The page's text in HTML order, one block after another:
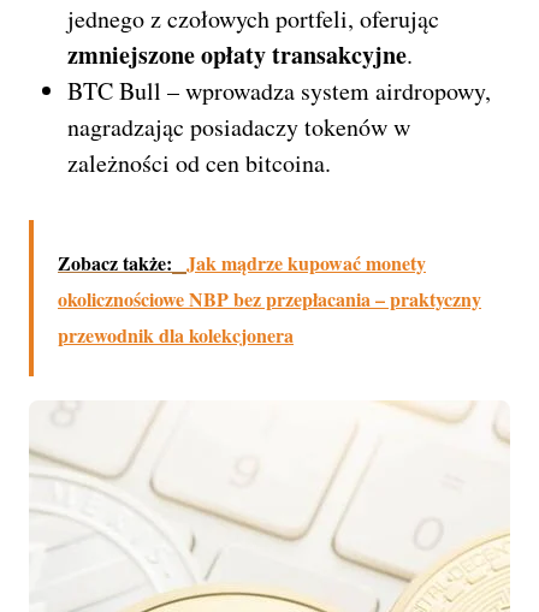
jednego z czołowych portfeli, oferując
zmniejszone opłaty transakcyjne.
BTC Bull – wprowadza system airdropowy,
nagradzając posiadaczy tokenów w
zależności od cen bitcoina.
Zobacz także: Jak mądrze kupować monety
okolicznościowe NBP bez przepłacania – praktyczny
przewodnik dla kolekcjonera